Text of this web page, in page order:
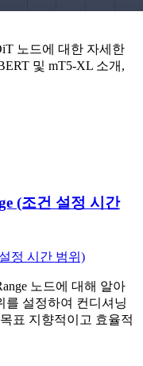
노드에 대한 자세한
및 mT5-XL 소개,
(조건 설정 시간
정 시간 범위)
노드에 대해 알아
를 설정하여 컨디셔닝
표 지향적이고 효율적